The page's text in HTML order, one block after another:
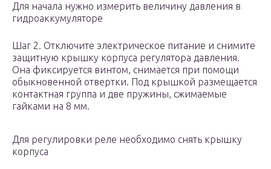
Для начала нужно измерить величину давления в
гидроаккумуляторе
Шаг 2. Отключите электрическое питание и снимите
защитную крышку корпуса регулятора давления.
Она фиксируется винтом, снимается при помощи
обыкновенной отвертки. Под крышкой размещается
контактная группа и две пружины, сжимаемые
гайками на 8 мм.
Для регулировки реле необходимо снять крышку
корпуса